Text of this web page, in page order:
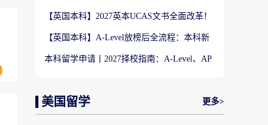
【英国本科】2027英本UCAS文书全面改革！
【英国本科】A-Level放榜后全流程：本科新
本科留学申请丨2027择校指南：A-Level、AP
美国留学 更多>